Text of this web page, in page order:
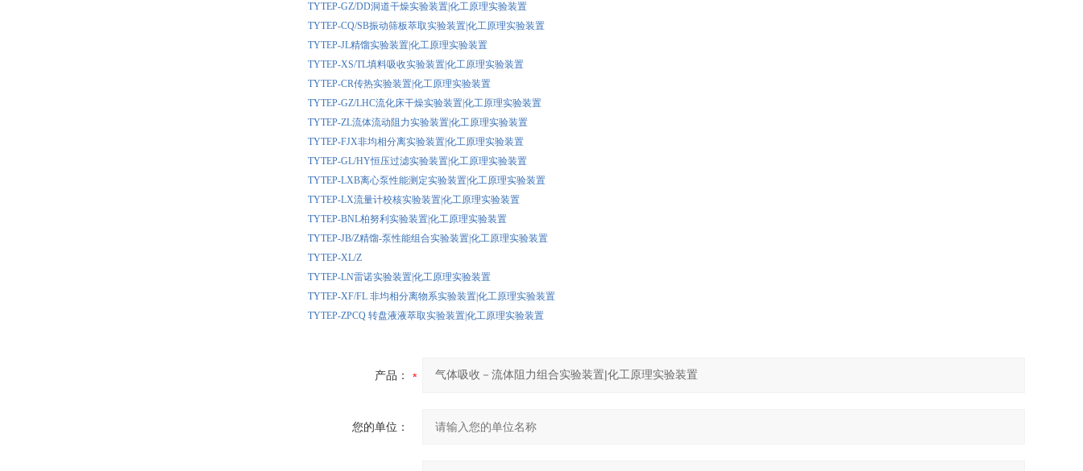
TYTEP-GZ/DD洞道干燥实验装置|化工原理实验装置
TYTEP-CQ/SB振动筛板萃取实验装置|化工原理实验装置
TYTEP-JL精馏实验装置|化工原理实验装置
TYTEP-XS/TL填料吸收实验装置|化工原理实验装置
TYTEP-CR传热实验装置|化工原理实验装置
TYTEP-GZ/LHC流化床干燥实验装置|化工原理实验装置
TYTEP-ZL流体流动阻力实验装置|化工原理实验装置
TYTEP-FJX非均相分离实验装置|化工原理实验装置
TYTEP-GL/HY恒压过滤实验装置|化工原理实验装置
TYTEP-LXB离心泵性能测定实验装置|化工原理实验装置
TYTEP-LX流量计校核实验装置|化工原理实验装置
TYTEP-BNL柏努利实验装置|化工原理实验装置
TYTEP-JB/Z精馏-泵性能组合实验装置|化工原理实验装置
TYTEP-XL/Z
TYTEP-LN雷诺实验装置|化工原理实验装置
TYTEP-XF/FL 非均相分离物系实验装置|化工原理实验装置
TYTEP-ZPCQ 转盘液液萃取实验装置|化工原理实验装置
产品：
您的单位：